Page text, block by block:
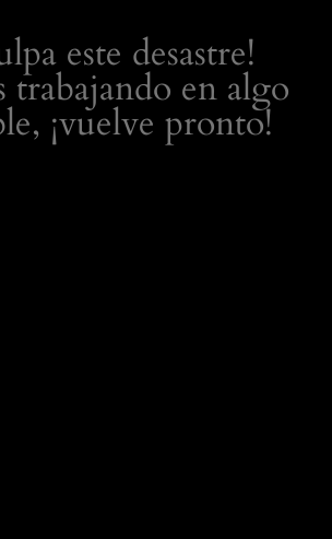
este desastre!
trabajando en algo
¡vuelve pronto!